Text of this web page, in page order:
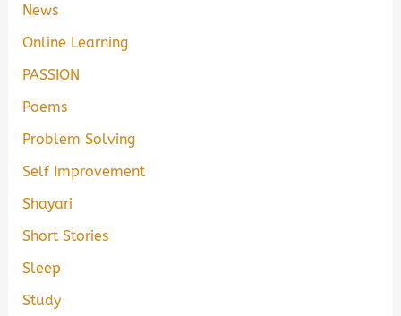
News
Online Learning
PASSION
Poems
Problem Solving
Self Improvement
Shayari
Short Stories
Sleep
Study